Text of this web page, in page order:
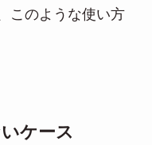
このような使い方
ケース